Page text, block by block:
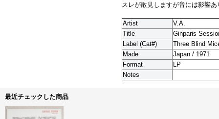
スレが散見しますが音には影響あ
Artist
V.A.
Title
Ginparis
Label (Cat#)
Three Blind
Made
Japan / 1971
Format
LP
Notes
最近チェックした商品